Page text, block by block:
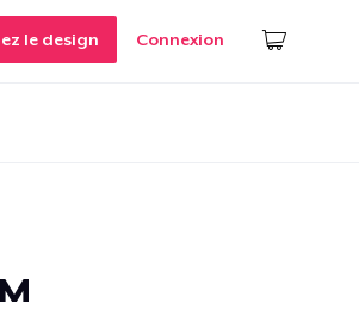
le design Connexion